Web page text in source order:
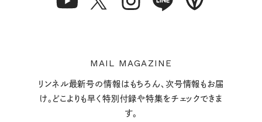
MAIL MAGAZINE
リンネル最新号の情報はもちろん、次号情報もお届
け。どこよりも早く特別付録や特集をチェックできま
す。